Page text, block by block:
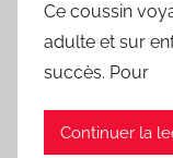
Ce coussin
adulte et sur
succès. Pour
Continuer la